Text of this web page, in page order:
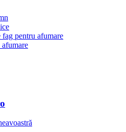
pentru afumare